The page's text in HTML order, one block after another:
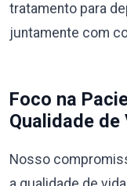
tratamento para
juntamente com
Foco na
Qualidade de
Nosso